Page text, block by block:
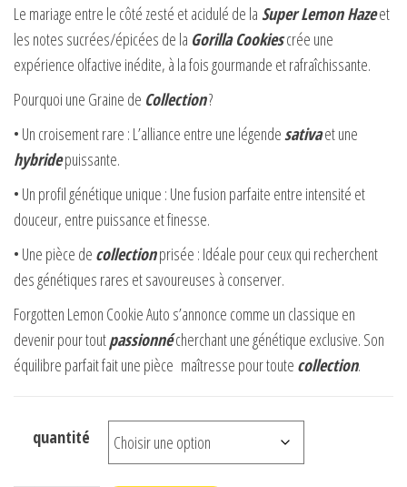
Le mariage entre le côté zesté et acidulé de la Super Lemon Hazeet
les notes sucrées/épicées de la Gorilla Cookiescrée une
expérience olfactive inédite, à la fois gourmande et rafraîchissante.
Pourquoi une Graine de Collection?
• Un croisement rare : L’alliance entre une légendesativaet une
hybridepuissante.
• Un profil génétique unique : Une fusion parfaite entre intensité et
douceur, entre puissance et finesse.
• Une pièce de collectionprisée : Idéale pour ceux qui recherchent
des génétiques rares et savoureuses à conserver.
Forgotten Lemon Cookie Auto s’annonce comme un classique en
devenir pour toutpassionnécherchant une génétique exclusive. Son
équilibre parfait fait une pièce maîtresse pour toute collection.
quantité